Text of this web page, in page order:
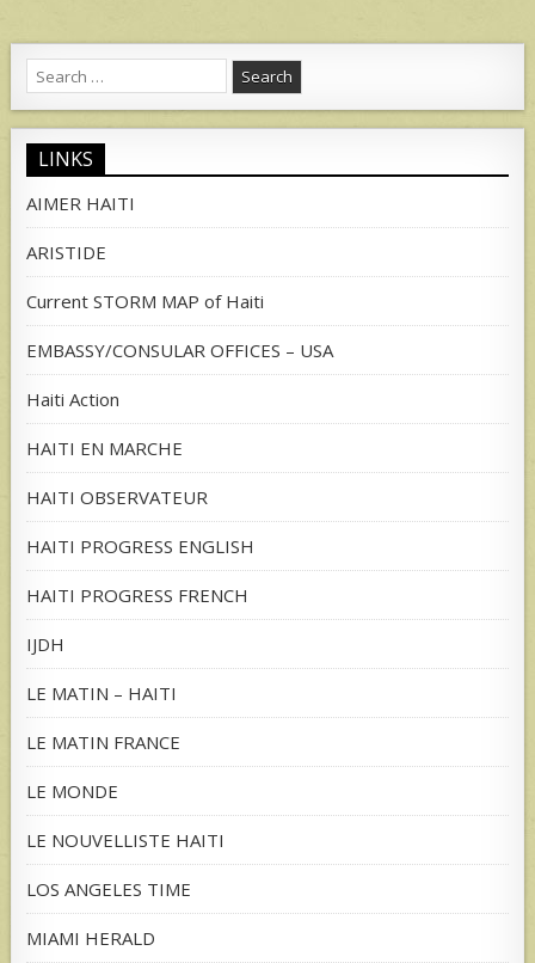
Search
for:
LINKS
AIMER HAITI
ARISTIDE
Current STORM MAP of Haiti
EMBASSY/CONSULAR OFFICES – USA
Haiti Action
HAITI EN MARCHE
HAITI OBSERVATEUR
HAITI PROGRESS ENGLISH
HAITI PROGRESS FRENCH
IJDH
LE MATIN – HAITI
LE MATIN FRANCE
LE MONDE
LE NOUVELLISTE HAITI
LOS ANGELES TIME
MIAMI HERALD